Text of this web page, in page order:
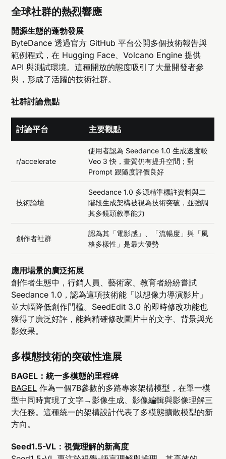
全球社群的熱烈響應
開源生態的蓬勃發展
ByteDance 透過官方 GitHub 平台公開多個技術報告與
範例程式，在 Hugging Face、Volcano Engine 提供
API 與測試環境。這種開放的態度吸引了大量開發者參
與，形成了活躍的技術社群。
社群討論焦點
討論平台 主要觀點
r/accelerate
使用者認為 Seedance 1.0 生成速度較
Veo 3 快，畫質仍有提升空間；對
Prompt 跟隨度評價良好
技術論壇
Seedance 1.0 多源精準標註資料與二
階段生成架構被視為技術突破，並強調
其多鏡頭敘事能力
創作者社群
認為其「電影感」、「流暢度」與「風
格多樣性」是最大優勢
應用場景的廣泛拓展
創作者生態中，行銷人員、藝術家、教育者紛紛嘗試
Seedance 1.0，認為這項技術能「以想像力導演影片」
並大幅降低創作門檻。SeedEdit 3.0 的即時修改功能也
獲得了廣泛好評，能夠精確修改圖片中的文字、背景與光
影效果。
多模態技術的突破性進展
BAGEL：統一多模態的里程碑
BAGEL 作為一個7B參數的多路專家架構模型，在單一模
型中同時實現了文字→影像生成、影像編輯與影像理解三
大任務。這種統一的架構設計代表了多模態擴散模型的新
方向。
Seed1.5-VL：視覺理解的新高度